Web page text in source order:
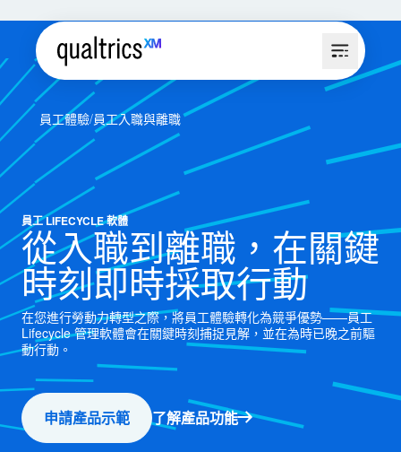
員工體驗 員工入職與離職
員工 LIFECYCLE 軟體
從入職到離職，在關鍵
時刻即時採取行動
在您進行勞動力轉型之際，將員工體驗轉化為競爭優勢——員工
Lifecycle 管理軟體會在關鍵時刻捕捉見解，並在為時已晚之前驅
動行動。
申請產品示範 了解產品功能